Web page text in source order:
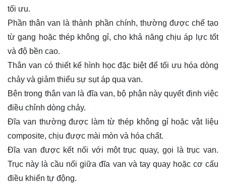
tối ưu.
Phần thân van là thành phần chính, thường được chế tạo
từ gang hoặc thép không gỉ, cho khả năng chịu áp lực tốt
và độ bền cao.
Thân van có thiết kế hình học đặc biệt để tối ưu hóa dòng
chảy và giảm thiểu sự sụt áp qua van.
Bên trong thân van là đĩa van, bộ phận này quyết định việc
điều chỉnh dòng chảy.
Đĩa van thường được làm từ thép không gỉ hoặc vật liệu
composite, chịu được mài mòn và hóa chất.
Đĩa van được kết nối với một trục quay, gọi là trục van.
Trục này là cầu nối giữa đĩa van và tay quay hoặc cơ cấu
điều khiển tự động.